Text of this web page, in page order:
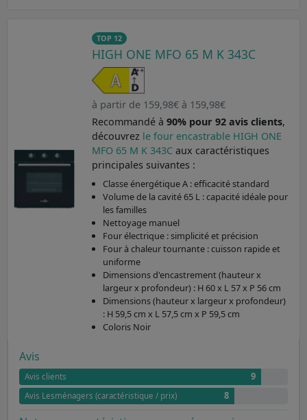
TOP 12
HIGH ONE MFO 65 M K 343C
à partir de 159,98€ à 159,98€
Recommandé à 90% pour 92 avis clients,
découvrez le four encastrable HIGH ONE
MFO 65 M K 343C aux caractéristiques
principales suivantes :
Classe énergétique A : efficacité standard
Volume de la cavité 65 L : capacité idéale pour
les familles
Nettoyage manuel
Four électrique : simplicité et précision
Four à chaleur tournante : cuisson rapide et
uniforme
Dimensions d'encastrement (hauteur x
largeur x profondeur) : H 60 x L 57 x P 56 cm
Dimensions (hauteur x largeur x profondeur)
: H 59,5 cm x L 57,5 cm x P 59,5 cm
Coloris Noir
Avis
Avis clients 9
Avis Lesménagers (caractéristique / prix) 8